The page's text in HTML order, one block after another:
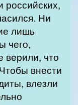
российских,
Ни
лишь
чего,
верили, что
внести
влезли